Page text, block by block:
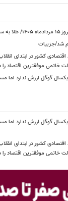
جدول
شد/جزییات
کشور در ابتدای
خاتمی موفقترین اقتصاد
یکسال گوگل ارزش ندارد اما
یکسال گوگل ارزش ندارد اما
کشور در ابتدای
خاتمی موفقترین اقتصاد